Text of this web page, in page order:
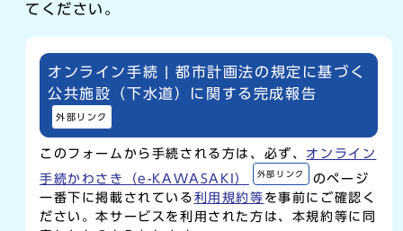
てください。
オンライン手続 | 都市計画法の規定に基づく
公共施設（下水道）に関する完成報告
外部リンク
このフォームから手続される方は、必ず、 オンライン
手続かわさき（e-KAWASAKI）
外部リンク
のページ
一番下に掲載されている 利用規約等 を事前にご確認く
ださい。本サービスを利用された方は、本規約等に同